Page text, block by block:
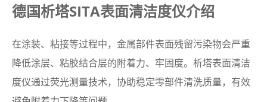
德国析塔SITA表面清洁度仪介绍
在涂装、粘接等过程中，金属部件表面残留污染物会严重
降低涂层、粘胶结合层的附着力、牢固度。析塔表面清洁
度仪通过荧光测量技术，协助稳定零部件清洗质量，有效